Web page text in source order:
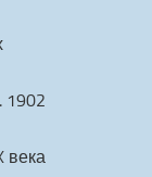
1902
века